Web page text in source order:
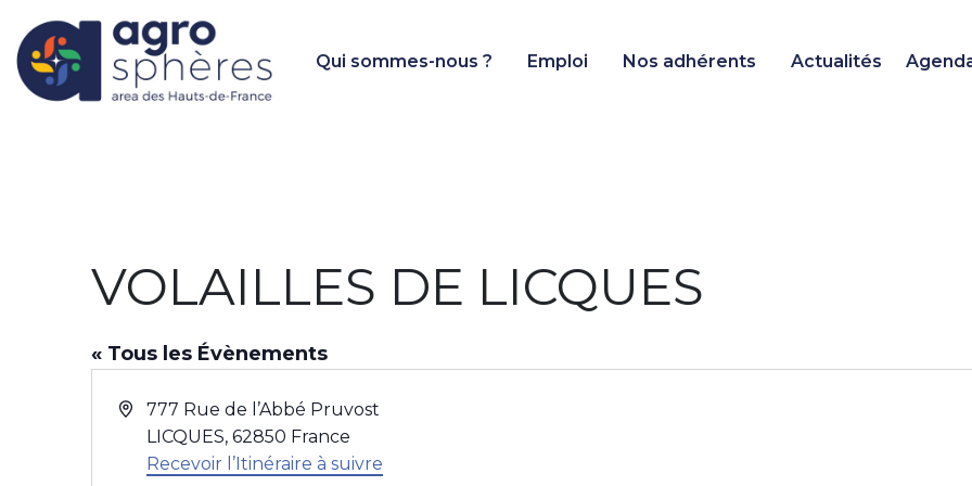
Qui sommes-nous ? Emploi Nos adhérents Actualités
VOLAILLES DE LICQUES
« Tous les Évènements
A
777 Rue de l’Abbé Pruvost
LICQUES, 62850 France
Recevoir l’Itinéraire à suivre